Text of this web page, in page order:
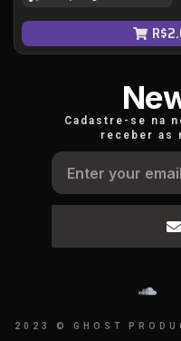
R$
Cadastre-se na
receber as
2023 © GHOST